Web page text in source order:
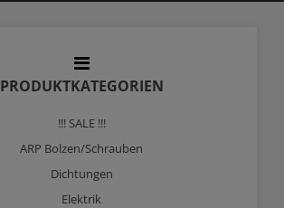
PRODUKTKATEGORIEN
!!! SALE !!!
ARP Bolzen/Schrauben
Dichtungen
Elektrik